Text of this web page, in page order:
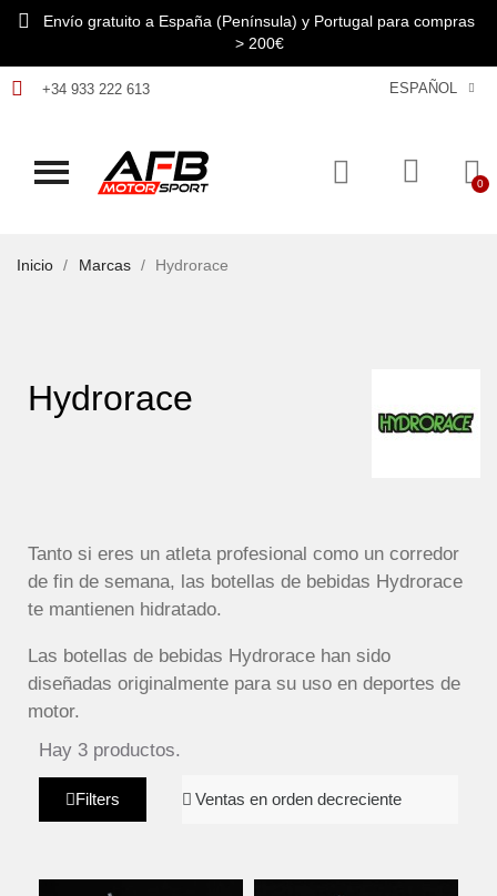
Envío gratuito a España (Península) y Portugal para compras
> 200€
+34 933 222 613 ESPAÑOL
Inicio Marcas Hydrorace
Hydrorace
Tanto si eres un atleta profesional como un corredor
de fin de semana, las botellas de bebidas Hydrorace
te mantienen hidratado.
Las botellas de bebidas Hydrorace han sido
diseñadas originalmente para su uso en deportes de
motor.
Hay 3 productos.
Filters